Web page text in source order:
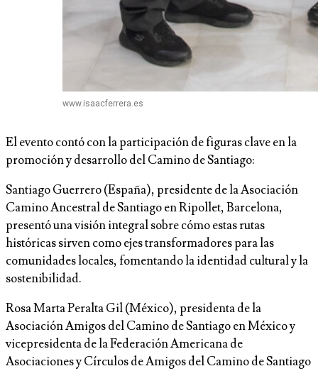
www.isaacferrera.es
El evento contó con la participación de figuras clave en la
promoción y desarrollo del Camino de Santiago:
Santiago Guerrero (España), presidente de la Asociación
Camino Ancestral de Santiago en Ripollet, Barcelona,
presentó una visión integral sobre cómo estas rutas
históricas sirven como ejes transformadores para las
comunidades locales, fomentando la identidad cultural y la
sostenibilidad.
Rosa Marta Peralta Gil (México), presidenta de la
Asociación Amigos del Camino de Santiago en México y
vicepresidenta de la Federación Americana de
Asociaciones y Círculos de Amigos del Camino de Santiago